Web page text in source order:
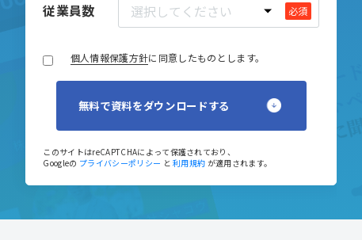
従業員数 必須
個人情報保護方針に同意したものとします。
このサイトはreCAPTCHAによって保護されており、
Googleの プライバシーポリシー と利用規約 が適用されます。